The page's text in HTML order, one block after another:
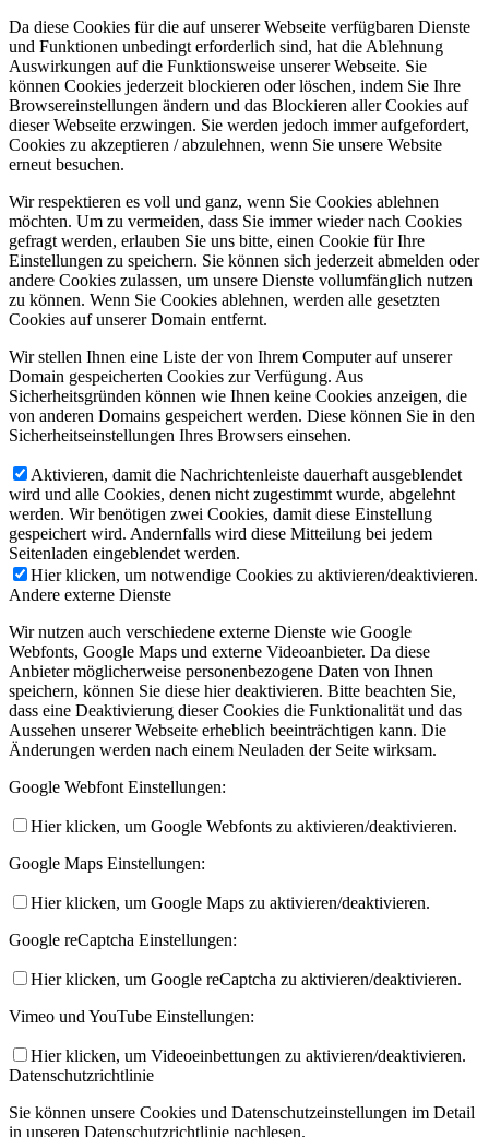
Da diese Cookies für die auf unserer Webseite verfügbaren Dienste
und Funktionen unbedingt erforderlich sind, hat die Ablehnung
Auswirkungen auf die Funktionsweise unserer Webseite. Sie
können Cookies jederzeit blockieren oder löschen, indem Sie Ihre
Browsereinstellungen ändern und das Blockieren aller Cookies auf
dieser Webseite erzwingen. Sie werden jedoch immer aufgefordert,
Cookies zu akzeptieren / abzulehnen, wenn Sie unsere Website
erneut besuchen.
Wir respektieren es voll und ganz, wenn Sie Cookies ablehnen
möchten. Um zu vermeiden, dass Sie immer wieder nach Cookies
gefragt werden, erlauben Sie uns bitte, einen Cookie für Ihre
Einstellungen zu speichern. Sie können sich jederzeit abmelden oder
andere Cookies zulassen, um unsere Dienste vollumfänglich nutzen
zu können. Wenn Sie Cookies ablehnen, werden alle gesetzten
Cookies auf unserer Domain entfernt.
Wir stellen Ihnen eine Liste der von Ihrem Computer auf unserer
Domain gespeicherten Cookies zur Verfügung. Aus
Sicherheitsgründen können wie Ihnen keine Cookies anzeigen, die
von anderen Domains gespeichert werden. Diese können Sie in den
Sicherheitseinstellungen Ihres Browsers einsehen.
Aktivieren, damit die Nachrichtenleiste dauerhaft ausgeblendet
wird und alle Cookies, denen nicht zugestimmt wurde, abgelehnt
werden. Wir benötigen zwei Cookies, damit diese Einstellung
gespeichert wird. Andernfalls wird diese Mitteilung bei jedem
Seitenladen eingeblendet werden.
Hier klicken, um notwendige Cookies zu aktivieren/deaktivieren.
Andere externe Dienste
Wir nutzen auch verschiedene externe Dienste wie Google
Webfonts, Google Maps und externe Videoanbieter. Da diese
Anbieter möglicherweise personenbezogene Daten von Ihnen
speichern, können Sie diese hier deaktivieren. Bitte beachten Sie,
dass eine Deaktivierung dieser Cookies die Funktionalität und das
Aussehen unserer Webseite erheblich beeinträchtigen kann. Die
Änderungen werden nach einem Neuladen der Seite wirksam.
Google Webfont Einstellungen:
Hier klicken, um Google Webfonts zu aktivieren/deaktivieren.
Google Maps Einstellungen:
Hier klicken, um Google Maps zu aktivieren/deaktivieren.
Google reCaptcha Einstellungen:
Hier klicken, um Google reCaptcha zu aktivieren/deaktivieren.
Vimeo und YouTube Einstellungen:
Hier klicken, um Videoeinbettungen zu aktivieren/deaktivieren.
Datenschutzrichtlinie
Sie können unsere Cookies und Datenschutzeinstellungen im Detail
in unseren Datenschutzrichtlinie nachlesen.